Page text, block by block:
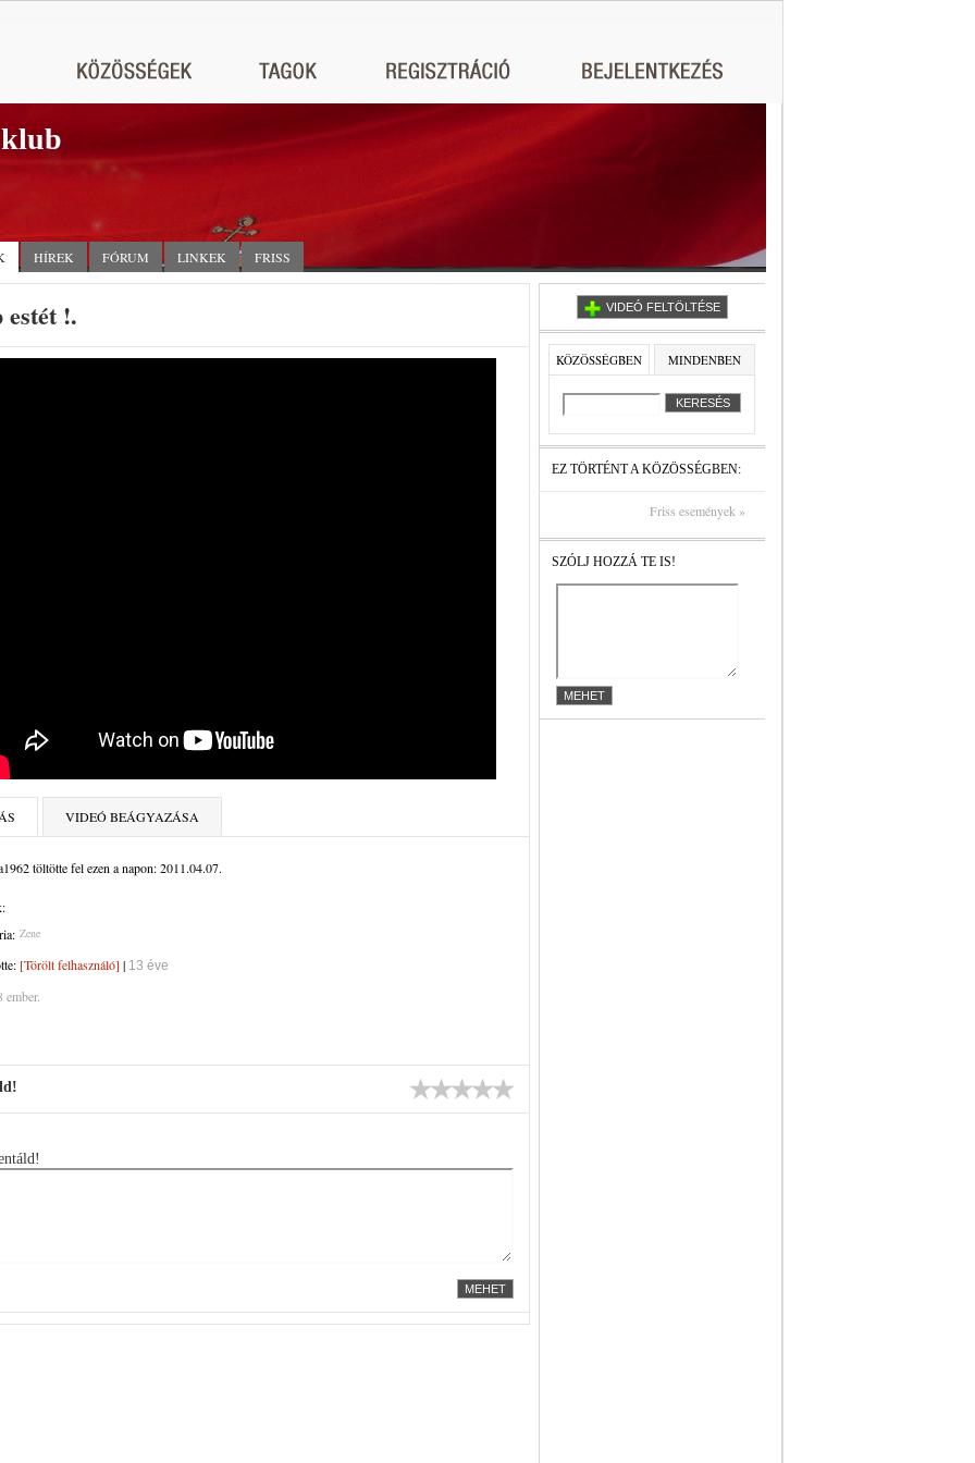
klub
HÍREK FÓRUM LINKEK FRISS
estét !.
VIDEÓ BEÁGYAZÁSA
töltötte fel ezen a napon: 2011.04.07.
Zene
[Törölt felhasználó] | 13 éve
ember.
VIDEÓ FELTÖLTÉSE
KÖZÖSSÉGBEN MINDENBEN
EZ TÖRTÉNT A KÖZÖSSÉGBEN:
Friss események »
SZÓLJ HOZZÁ TE IS!